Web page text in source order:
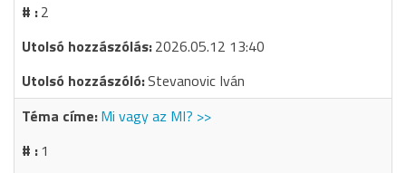
2
2026.05.12 13:40
Stevanovic Iván
Mi vagy az MI? >>
1